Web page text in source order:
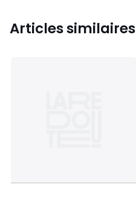
Articles similaires